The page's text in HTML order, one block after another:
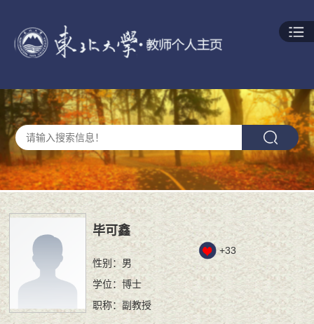
毕可鑫
性别：男
学位：博士
职称：副教授
+33